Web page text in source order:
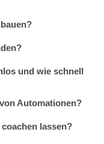
und wie schnell
Automationen?
lassen?